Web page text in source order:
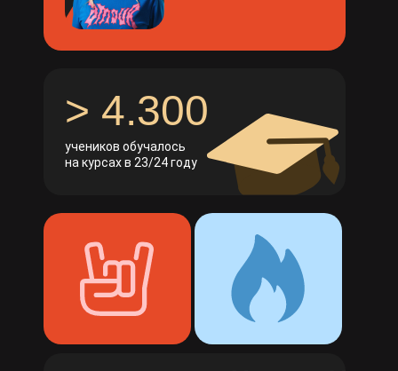
учеников обучалось
на курсах в 23/24 году
> 4.300